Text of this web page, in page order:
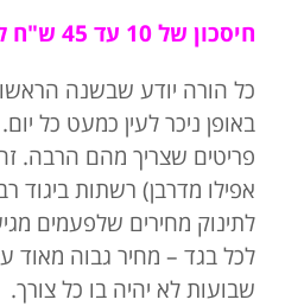
חיסכון של 10 עד 45 ש"ח לכל בגד גוף לתינוק
כל הורה יודע שבשנה
באופן ניכר לעין כמעט כל
פריטים שצריך מהם הרבה.
אפילו מדרבן) רשתות ביגוד
לכל בגד – מחיר גבוה מאוד
שבועות לא יהיה בו כל צורך.